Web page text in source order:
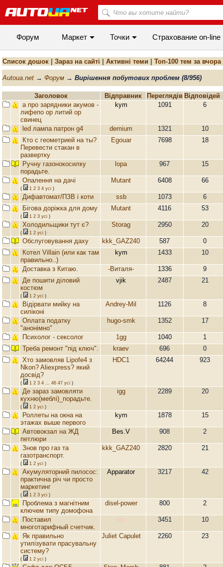
Форум Маркет Точки Cтрахование on-line
Список дошок Зараз на сайті Активні теми Топ-100 тем за вчора
Autoua.net → Форум → Вирішення побутових проблем (8/956)
Заголовок Відправник Переглядiв Вiдповiдей
а про зарядники акумов -
лифепо ор литий ор
свинец
kym 1091 6
led лампа патрон g4 demium 1321
10
Кто с геометрией на ты?
Перевести стакан в
развертку
Egouar 7698 18
Ручну газонокосилку
порадьте.
lopa 967 15
Опалення на дачі
( 1 2 3 4 усi )
Mutant 6408 66
Дифавтомат/ПЗВ і коти ssb 1073
6
Бігова доріжка для дому
( 1 2 3 усi )
Mutant 4116 53
Холодильщики тут є?
( 1 2 усi )
Storag 2950 20
Обслуговування даху kkk_GAZ240 587
0
Котел Villain (или как там
правильно..)
kym 1433 10
Доставка з Китаю. -Виталя- 1336
9
Де пошити діловий
костюм
( 1 2 усi )
vjik 2487 21
Відірвати мийку на
силіконі
Andrey-Mil 1126 8
Оплата податку
"анонімно"
hugo-smk 1352 17
Психолог - сексолог 1gg 1040
1
Треба ремонт "під ключ".
kraev 696
0
Хто замовляв Lipofe4 з
Nkon? Aliexpress? який
досвід?
( 1 2 3 4 ... 46 47 усi )
HDC1 64244 923
Де зараз замовляти
кухню(меблі)_порадьте.
( 1 2 усi )
igg 2289 20
Роллеты на окна на
этажах выше первого
kym 1878 15
Автовокзал на ЖД
петлюри
Bes.V 908 2
Знов про газ та
газотранспорт.
( 1 2 усi )
kkk_GAZ240 2820 21
Акумуляторний пилосос:
практична річ чи просто
маркетинг
( 1 2 3 усi )
Apparator 3217 42
Проблема з магнітним
ключем типу домофона
disel-power 800 2
Поставил
многотарифный счетчик.
ids 3451 10
Як правильно
утилізувати прасувальну
систему?
( 1 2 усi )
Juliet Capulet 2260 23